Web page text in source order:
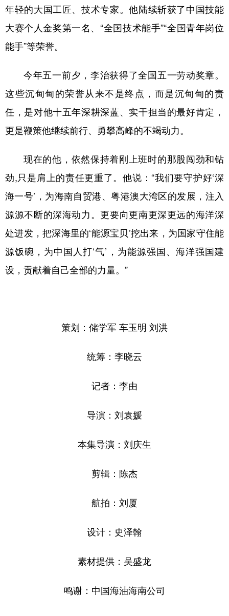
年轻的大国工匠、技术专家。他陆续斩获了中国技能
大赛个人金奖第一名、“全国技术能手”“全国青年岗位
能手”等荣誉。
今年五一前夕，李治获得了全国五一劳动奖章。
这些沉甸甸的荣誉从来不是终点，而是沉甸甸的责
任，是对他十五年深耕深蓝、实干担当的最好肯定，
更是鞭策他继续前行、勇攀高峰的不竭动力。
现在的他，依然保持着刚上班时的那股闯劲和钻
劲,只是肩上的责任更重了。他说：“我们要守护好‘深
海一号’，为海南自贸港、粤港澳大湾区的发展，注入
源源不断的深海动力。更要向更南更深更远的海洋深
处进发，把深海里的‘能源宝贝’挖出来，为国家守住能
源饭碗，为中国人打‘气’，为能源强国、海洋强国建
设，贡献着自己全部的力量。”
策划：储学军 车玉明 刘洪
统筹：李晓云
记者：李由
导演：刘袁媛
本集导演：刘庆生
剪辑：陈杰
航拍：刘厦
设计：史泽翰
素材提供：吴盛龙
鸣谢：中国海油海南公司